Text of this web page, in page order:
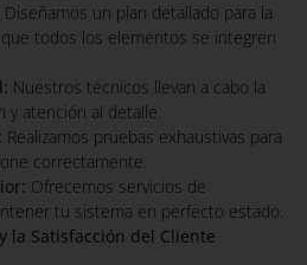
Diseñamos un plan detallado para la
todos los elementos se integren
Nuestros técnicos llevan a cabo la
y atención al detalle.
Realizamos pruebas exhaustivas para
correctamente.
Ofrecemos servicios de
tu sistema en perfecto estado.
la Satisfacción del Cliente